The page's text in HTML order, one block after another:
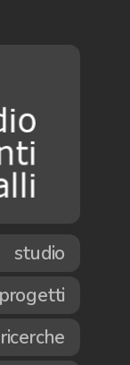
studio
progetti
ricerche